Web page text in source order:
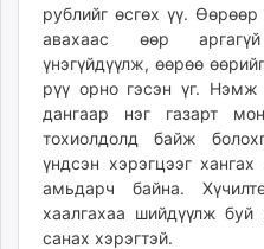
рублийг өсгөх үү.
авахаас өөр
үнэгүйдүүлж, өөрөө
рүү орно гэсэн үг.
дангаар нэг газарт
тохиолдолд байж
үндсэн хэрэгцээг
амьдарч байна.
хаалгахаа шийдүүлж буй
санах хэрэгтэй.